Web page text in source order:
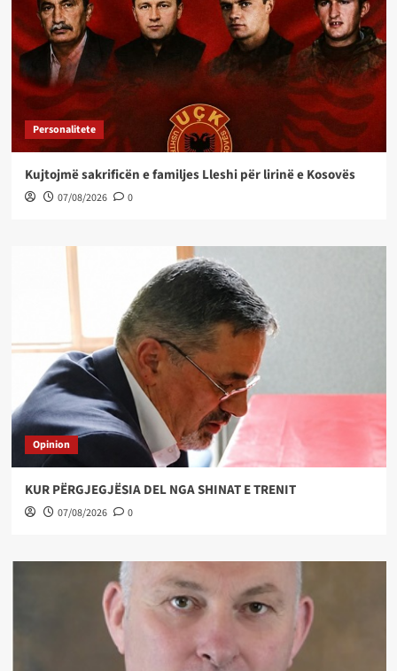
Personalitete
Kujtojmë sakrificën e familjes Lleshi për lirinë e Kosovës
07/08/2026 0
Opinion
KUR PËRGJEGJËSIA DEL NGA SHINAT E TRENIT
07/08/2026 0